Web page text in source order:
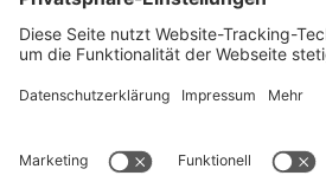
stadtarchiv.heilbronn.de
www.heilbronn.de
Datenschutz